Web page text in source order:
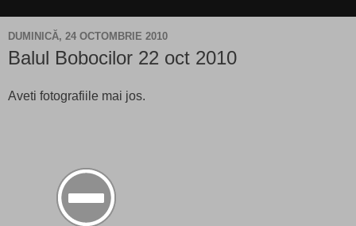
DUMINICĂ, 24 OCTOMBRIE 2010
Balul Bobocilor 22 oct 2010
Aveti fotografiile mai jos.